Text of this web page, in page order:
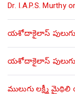
Dr. I.A.P.S. Murthy
యశోదాకైలాస్
యశోదాకైలాస్
ములుగు లక్ష్మీ మైథిలి